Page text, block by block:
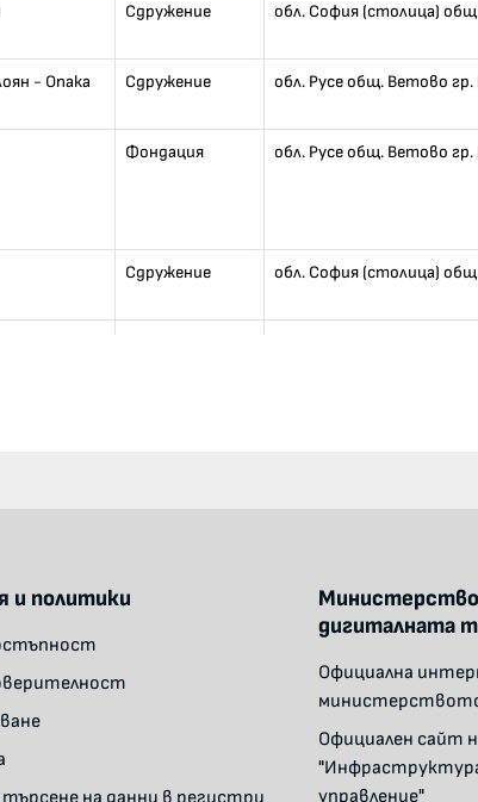
Сдружение обл. София (столица)
- Опака Сдружение обл. Русе общ. Ветово гр.
Фондация обл. Русе общ. Ветово
Сдружение обл. София (столица)
и политики
дигиталната
Официална
Официален сайт
управление"